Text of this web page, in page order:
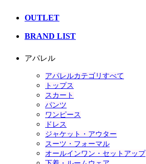
OUTLET
BRAND LIST
アパレル
アパレルカテゴリすべて
トップス
スカート
パンツ
ワンピース
ドレス
ジャケット・アウター
スーツ・フォーマル
オールインワン・セットアップ